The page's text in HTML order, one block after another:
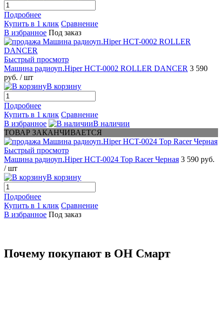
Подробнее
Купить в 1 клик Сравнение
В избранное Под заказ
Быстрый просмотр
Машина радиоуп.Hiper HCT-0002 ROLLER DANCER 3 590
руб. / шт
В корзину
Подробнее
Купить в 1 клик Сравнение
В избранное
В наличии
ТОВАР ЗАКАНЧИВАЕТСЯ
Быстрый просмотр
Машина радиоуп.Hiper HCT-0024 Top Racer Черная 3 590 руб.
/ шт
В корзину
Подробнее
Купить в 1 клик Сравнение
В избранное Под заказ
Почему покупают в ОН Смарт